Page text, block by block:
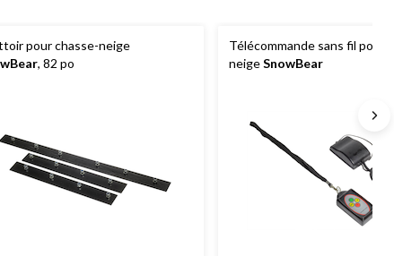
pour chasse-neige
, 82 po
Télécommande sans fil pour
neigeSnowBear